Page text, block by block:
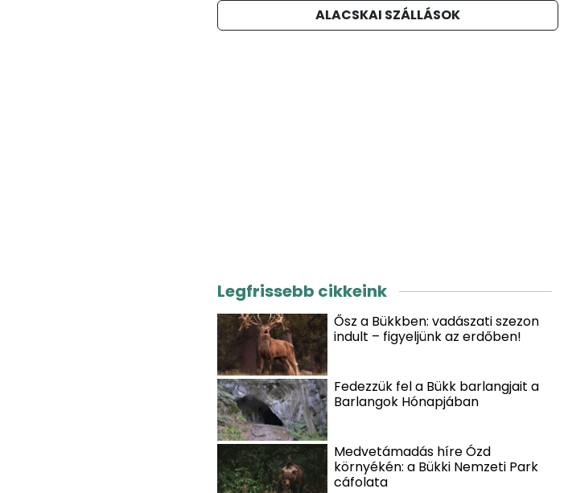
ALACSKAI SZÁLLÁSOK
Legfrissebb cikkeink
Ősz a Bükkben: vadászati szezon
indult – figyeljünk az erdőben!
Fedezzük fel a Bükk barlangjait a
Barlangok Hónapjában
Medvetámadás híre Ózd
környékén: a Bükki Nemzeti Park
cáfolata